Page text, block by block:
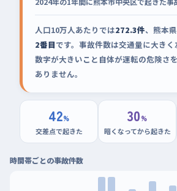
人口10万人あたりでは272.3件、熊本
2番目です。事故件数は交通量に大きく
数字が大きいこと自体が運転の危険さ
ありません。
42%
交差点で起きた
30%
暗くなってから起きた
時間帯ごとの事故件数